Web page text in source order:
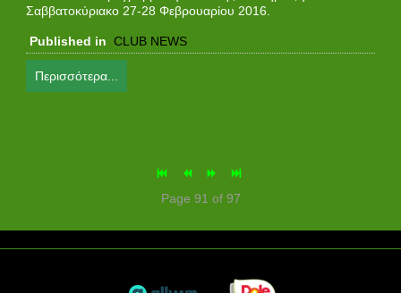
Σαββατοκύριακο 27-28 Φεβρουαρίου 2016.
Published in CLUB NEWS
Περισσότερα...
Page 91 of 97